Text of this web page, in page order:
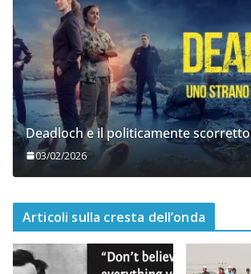
Deadloch e il politicamente scorretto
03/02/2026
Articoli sulla cresta dell’onda